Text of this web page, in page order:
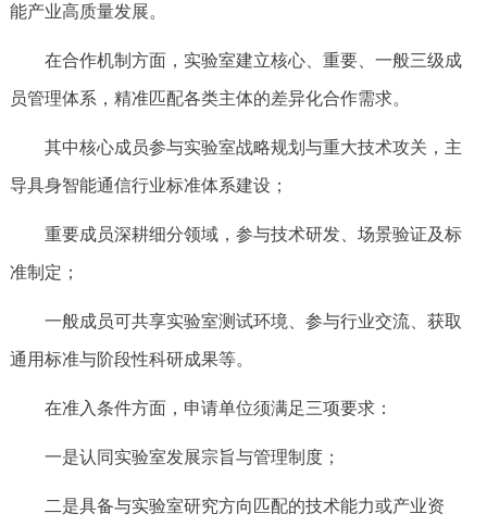
能产业高质量发展。
在合作机制方面，实验室建立核心、重要、一般三级成
员管理体系，精准匹配各类主体的差异化合作需求。
其中核心成员参与实验室战略规划与重大技术攻关，主
导具身智能通信行业标准体系建设；
重要成员深耕细分领域，参与技术研发、场景验证及标
准制定；
一般成员可共享实验室测试环境、参与行业交流、获取
通用标准与阶段性科研成果等。
在准入条件方面，申请单位须满足三项要求：
一是认同实验室发展宗旨与管理制度；
二是具备与实验室研究方向匹配的技术能力或产业资